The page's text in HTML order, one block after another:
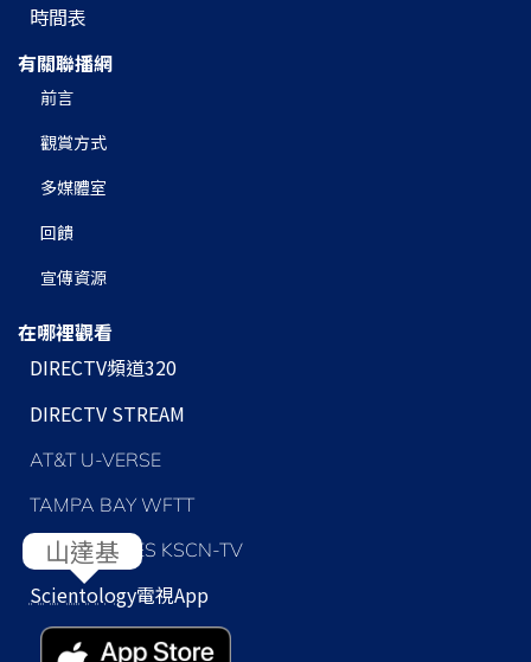
時間表
有關聯播網
前言
觀賞方式
多媒體室
回饋
宣傳資源
在哪裡觀看
DIRECTV頻道320
DIRECTV STREAM
AT&T U-VERSE
TAMPA BAY WFTT
LOS ANGELES KSCN-TV
Scientology電視App